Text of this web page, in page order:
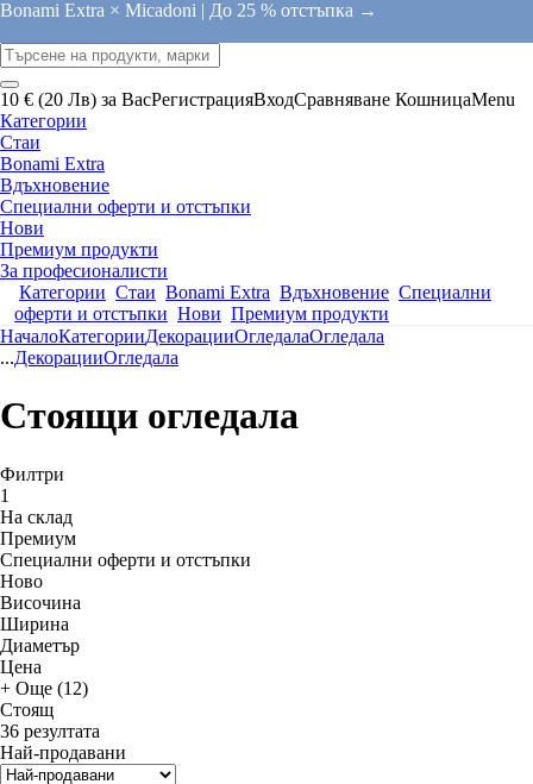
Bonami Extra × Micadoni | До 25 % отстъпка →
10 € (20 Лв) за ВасРегистрацияВходСравняване КошницаMenu
Категории
Стаи
Bonami Extra
Вдъхновение
Специални оферти и отстъпки
Нови
Премиум продукти
За професионалисти
Категории Стаи Bonami Extra Вдъхновение Специални
оферти и отстъпки Нови Премиум продукти
НачалоКатегорииДекорацииОгледалаОгледала
...ДекорацииОгледала
Стоящи огледала
Филтри
1
На склад
Премиум
Специални оферти и отстъпки
Новo
Височина
Ширина
Диаметър
Цена
+ Още (12)
Стоящ
36 резултата
Най-продавани